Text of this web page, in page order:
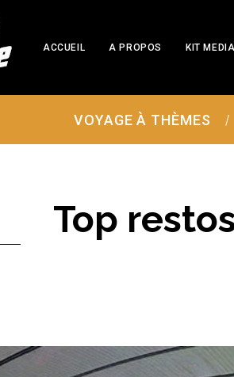
ACCUEIL A PROPOS KIT MEDIA
VOYAGE À THÈMES
Top